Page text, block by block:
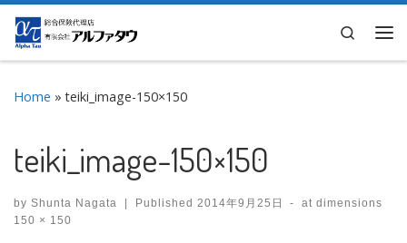
Skip to content
Search
Home » teiki_image-150×150
teiki_image-150×150
by Shunta Nagata | Published 2014年9月25日 -
at dimensions
150 × 150